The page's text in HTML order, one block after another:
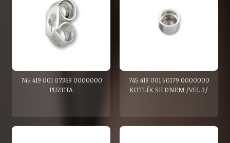
745 419 001 07369 0000000
PUZETA
745 419 001 50179 0000000
KOTLÍK SE DNEM /VEL.3/